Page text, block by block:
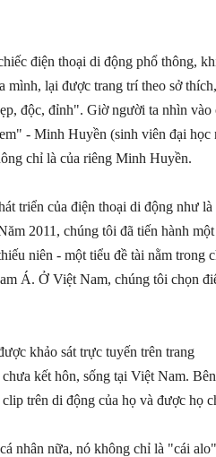
điện thoại di động phổ thông,
mình, lại được trang trí theo sở
độc, đỉnh". Giờ người ta nhìn vào
- Minh Huyền (sinh viên đại
chỉ là của riêng Minh Huyền.
triển của điện thoại di động như
2011, chúng tôi đã tiến hành
niên - một tiểu đề tài nằm trong
Á. Ở Việt Nam, chúng tôi chọn
khảo sát trực tuyến trên trang
kết hôn, sống tại Việt Nam.
trên di động của họ và được họ
nhân nữa, nó không chỉ là "cái